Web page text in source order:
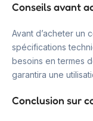
Conseils avant
Avant d’acheter un
spécifications
besoins en termes
garantira une
Conclusion sur